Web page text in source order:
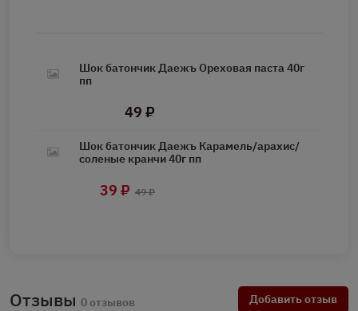
Шок батончик Даежъ Ореховая паста 40г
пп
49 ₽
Шок батончик Даежъ Карамель/арахис/
соленые кранчи 40г пп
39 ₽ 49 ₽
Отзывы 0 отзывов Добавить отзыв